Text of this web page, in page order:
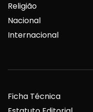
Religião
Nacional
Internacional
Ficha Técnica